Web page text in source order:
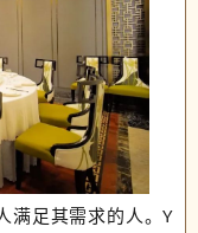
满足其需求的人。Y